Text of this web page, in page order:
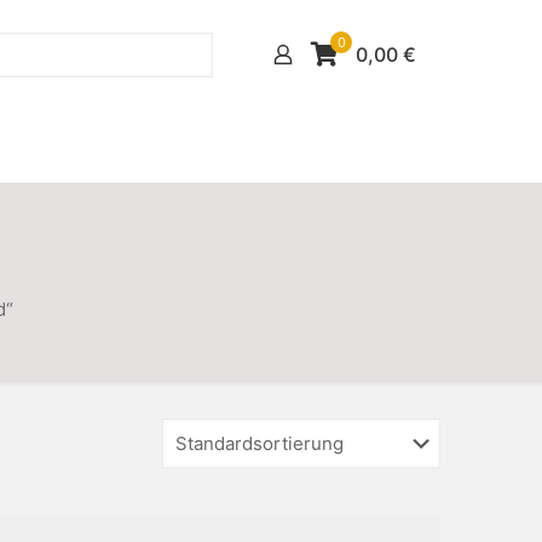
0 0,00 €